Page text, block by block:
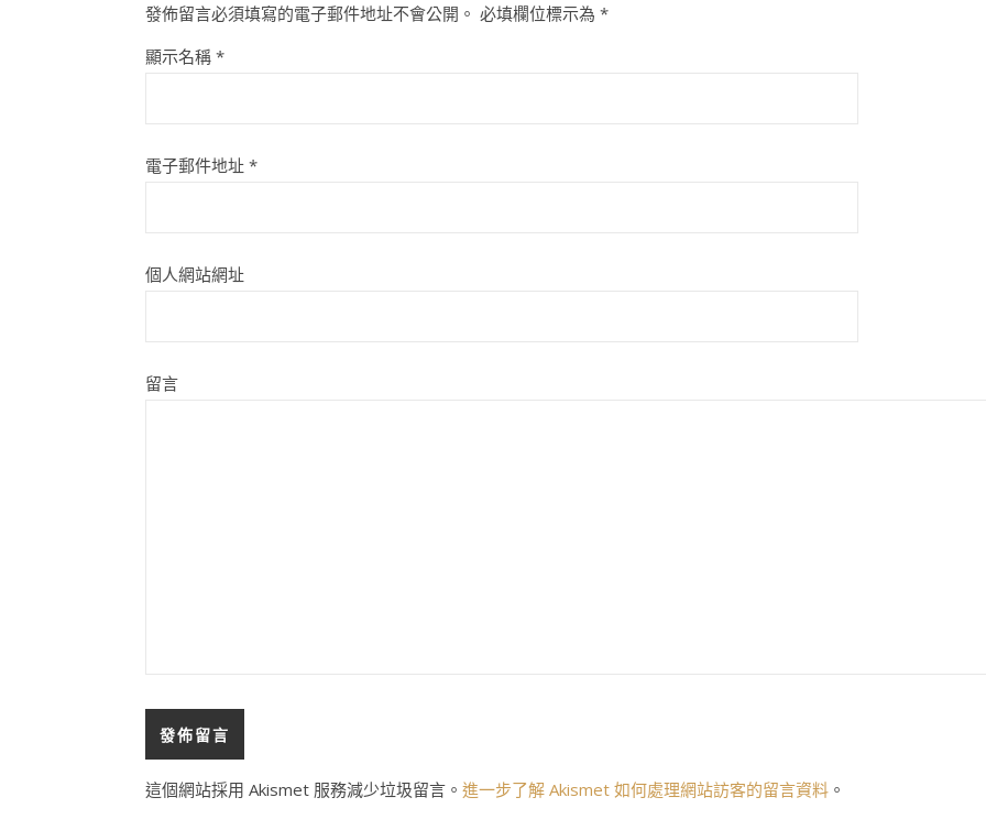
發佈留言必須填寫的電子郵件地址不會公開。 必填欄位標示為 *
顯示名稱 *
電子郵件地址 *
個人網站網址
留言
這個網站採用 Akismet 服務減少垃圾留言。 進一步了解 Akismet 如何處理網站訪客的留言資料 。